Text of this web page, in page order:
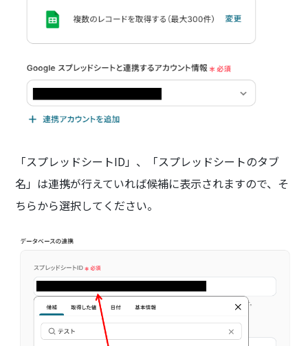
「スプレッドシートID」、「スプレッドシートのタブ
名」は連携が行えていれば候補に表示されますので、そ
ちらから選択してください。